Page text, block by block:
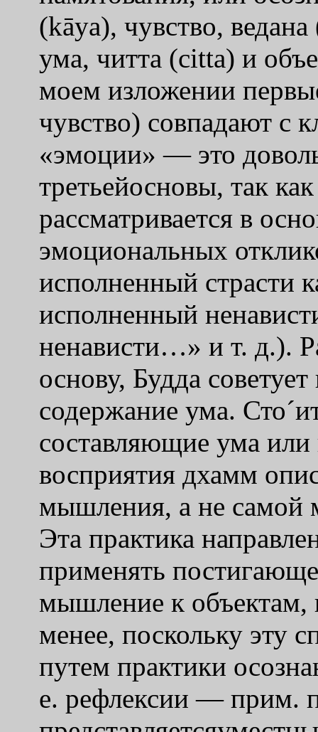
(kāya), чувство,
ума, читта (citta) и
моем изложении
чувство) совпадают с
«эмоции» — это
третьейосновы, так
рассматривается в
эмоциональных
исполненный страсти
исполненный
ненависти…» и т. д.).
основу, Будда
содержание ума.
составляющие ума или
восприятия дхамм
мышления, а не самой
Эта практика
применять
мышление к
менее, поскольку эту
путем практики
е. рефлексии — прим.